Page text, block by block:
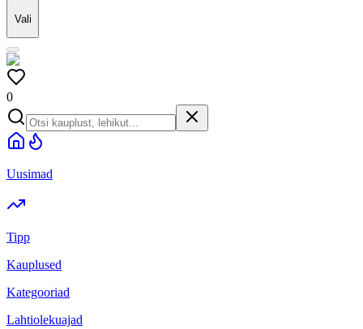
Vali
0
Uusimad
Tipp
Kauplused
Kategooriad
Lahtiolekuajad